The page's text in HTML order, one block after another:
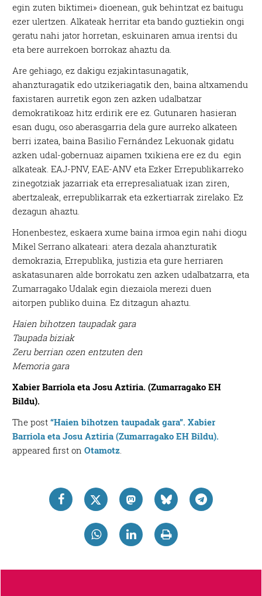
egin zuten biktimei» dioenean, guk behintzat ez baitugu
ezer ulertzen. Alkateak herritar eta bando guztiekin ongi
geratu nahi jator horretan, eskuinaren amua irentsi du
eta bere aurrekoen borrokaz ahaztu da.
Are gehiago, ez dakigu ezjakintasunagatik,
ahanzturagatik edo utzikeriagatik den, baina altxamendu
faxistaren aurretik egon zen azken udalbatzar
demokratikoaz hitz erdirik ere ez. Gutunaren hasieran
esan dugu, oso aberasgarria dela gure aurreko alkateen
berri izatea, baina Basilio Fernández Lekuonak gidatu
azken udal-gobernuaz aipamen txikiena ere ez du egin
alkateak. EAJ-PNV, EAE-ANV eta Ezker Errepublikarreko
zinegotziak jazarriak eta errepresaliatuak izan ziren,
abertzaleak, errepublikarrak eta ezkertiarrak zirelako. Ez
dezagun ahaztu.
Honenbestez, eskaera xume baina irmoa egin nahi diogu
Mikel Serrano alkateari: atera dezala ahanzturatik
demokrazia, Errepublika, justizia eta gure herriaren
askatasunaren alde borrokatu zen azken udalbatzarra, eta
Zumarragako Udalak egin diezaiola merezi duen
aitorpen publiko duina. Ez ditzagun ahaztu.
Haien bihotzen taupadak gara
Taupada biziak
Zeru berrian ozen entzuten den
Memoria gara
Xabier Barriola eta Josu Aztiria. (Zumarragako EH
Bildu).
The post“Haien bihotzen taupadak gara”. Xabier
Barriola eta Josu Aztiria (Zumarragako EH Bildu).
appeared first onOtamotz.